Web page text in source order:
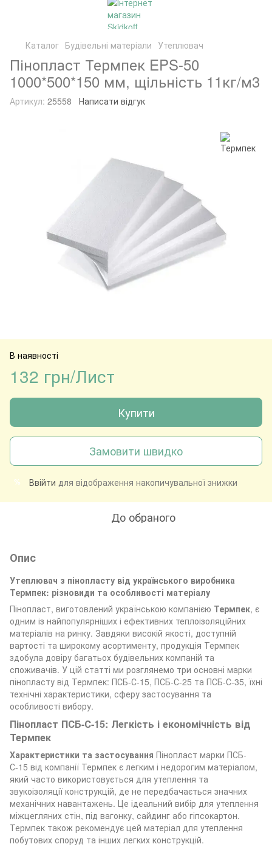
Каталог Будівельні матеріали Утеплювач
Пінопласт Термпек EPS-50
1000*500*150 мм, щільність 11кг/м3
Артикул: 25558 Написати відгук
В наявності
132 грн/Лист
Купити
Замовити швидко
% Ввійти для відображення накопичувальної знижки
До обраного
Опис
Утеплювач з пінопласту від українського виробника
Термпек: різновиди та особливості матеріалу
Пінопласт, виготовлений українською компанією Термпек, є
одним із найпопулярніших і ефективних теплоізоляційних
матеріалів на ринку. Завдяки високій якості, доступній
вартості та широкому асортименту, продукція Термпек
здобула довіру багатьох будівельних компаній та
споживачів. У цій статті ми розглянемо три основні марки
пінопласту від Термпек: ПСБ-С-15, ПСБ-С-25 та ПСБ-С-35, їхні
технічні характеристики, сферу застосування та
особливості вибору.
Пінопласт ПСБ-С-15: Легкість і економічність від
Термпек
Характеристики та застосування Пінопласт марки ПСБ-
С-15 від компанії Термпек є легким і недорогим матеріалом,
який часто використовується для утеплення та
звукоізоляції конструкцій, де не передбачається значних
механічних навантажень. Це ідеальний вибір для утеплення
міжцегляних стін, під вагонку, сайдинг або гіпсокартон.
Термпек також рекомендує цей матеріал для утеплення
побутових споруд та інших легких конструкцій.